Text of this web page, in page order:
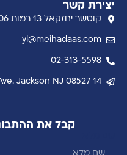
יצירת קשר
קוטשר יחזקאל 13 רמות 06 ירושלים
yl@meihadaas.com
02-313-5598
14 Indiana Ave. Jackson NJ 08527
קבל את